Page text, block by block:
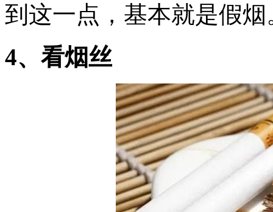
到这一点，基本就是假烟
4、看烟丝